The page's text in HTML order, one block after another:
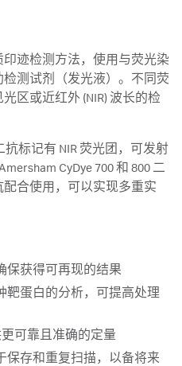
迹检测方法，使用与荧光染
测试剂（发光液）。不同荧
区或近红外 (NIR) 波长的检
抗标记有 NIR 荧光团，可发射
CyDye 700 和 800 二
合使用，可以实现多重实
保获得可再现的结果
靶蛋白的分析，可提高处理
更可靠且准确的定量
保存和重复扫描，以备将来